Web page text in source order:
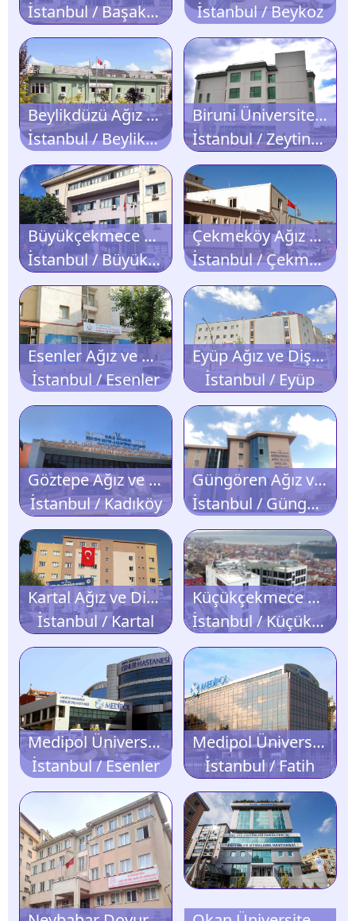
İstanbul / Başakşehir
İstanbul / Beykoz
Beylikdüzü Ağız ve Diş Sağlığı Merkezi
İstanbul / Beylikdüzü
Biruni Üniversitesi Diş Hastanesi
İstanbul / Zeytinburnu
Büyükçekmece Ağız ve Diş Sağlığı Merkezi
İstanbul / Büyükçekmece
Çekmeköy Ağız ve Diş Sağlığı Merkezi
İstanbul / Çekmeköy
Esenler Ağız ve Diş Sağlığı Polikliniği
İstanbul / Esenler
Eyüp Ağız ve Diş Sağlığı Merkezi
İstanbul / Eyüp
Göztepe Ağız ve Diş Sağlığı Merkezi
İstanbul / Kadıköy
Güngören Ağız ve Diş Sağlığı Merkezi
İstanbul / Güngören
Kartal Ağız ve Diş Sağlığı Merkezi
İstanbul / Kartal
Küçükçekmece Ağız ve Diş Sağlığı Hastanesi
İstanbul / Küçükçekmece
Medipol Üniversitesi Esenler Diş Hastanesi
İstanbul / Esenler
Medipol Üniversitesi Unkapanı Diş Hastanesi
İstanbul / Fatih